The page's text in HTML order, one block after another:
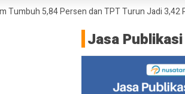
Persen dan TPT Turun Jadi 3,42 Persen,
Jasa